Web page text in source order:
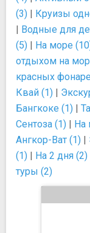
(3) | Круизы
| Водные для
(5) | На море
отдыхом на
красных
Квай (1) |
Бангкоке (1) |
Сентоза (1) | На
Ангкор-Ват (1) |
(1) | На 2 дня (2)
туры (2)